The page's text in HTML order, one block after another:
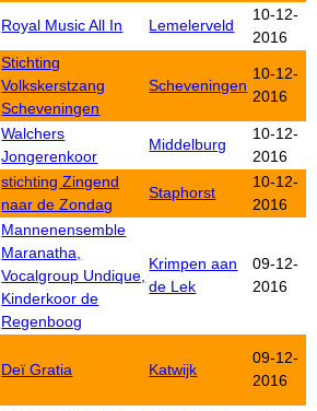
Royal Music All In Lemelerveld
10-12-
2016
Stichting
Volkskerstzang
Scheveningen
Scheveningen
10-12-
2016
Walchers
Jongerenkoor
Middelburg
10-12-
2016
stichting Zingend
naar de Zondag
Staphorst
10-12-
2016
Mannenensemble
Maranatha,
Vocalgroup Undique,
Kinderkoor de
Regenboog
Krimpen aan
de Lek
09-12-
2016
Deï Gratia Katwijk
09-12-
2016